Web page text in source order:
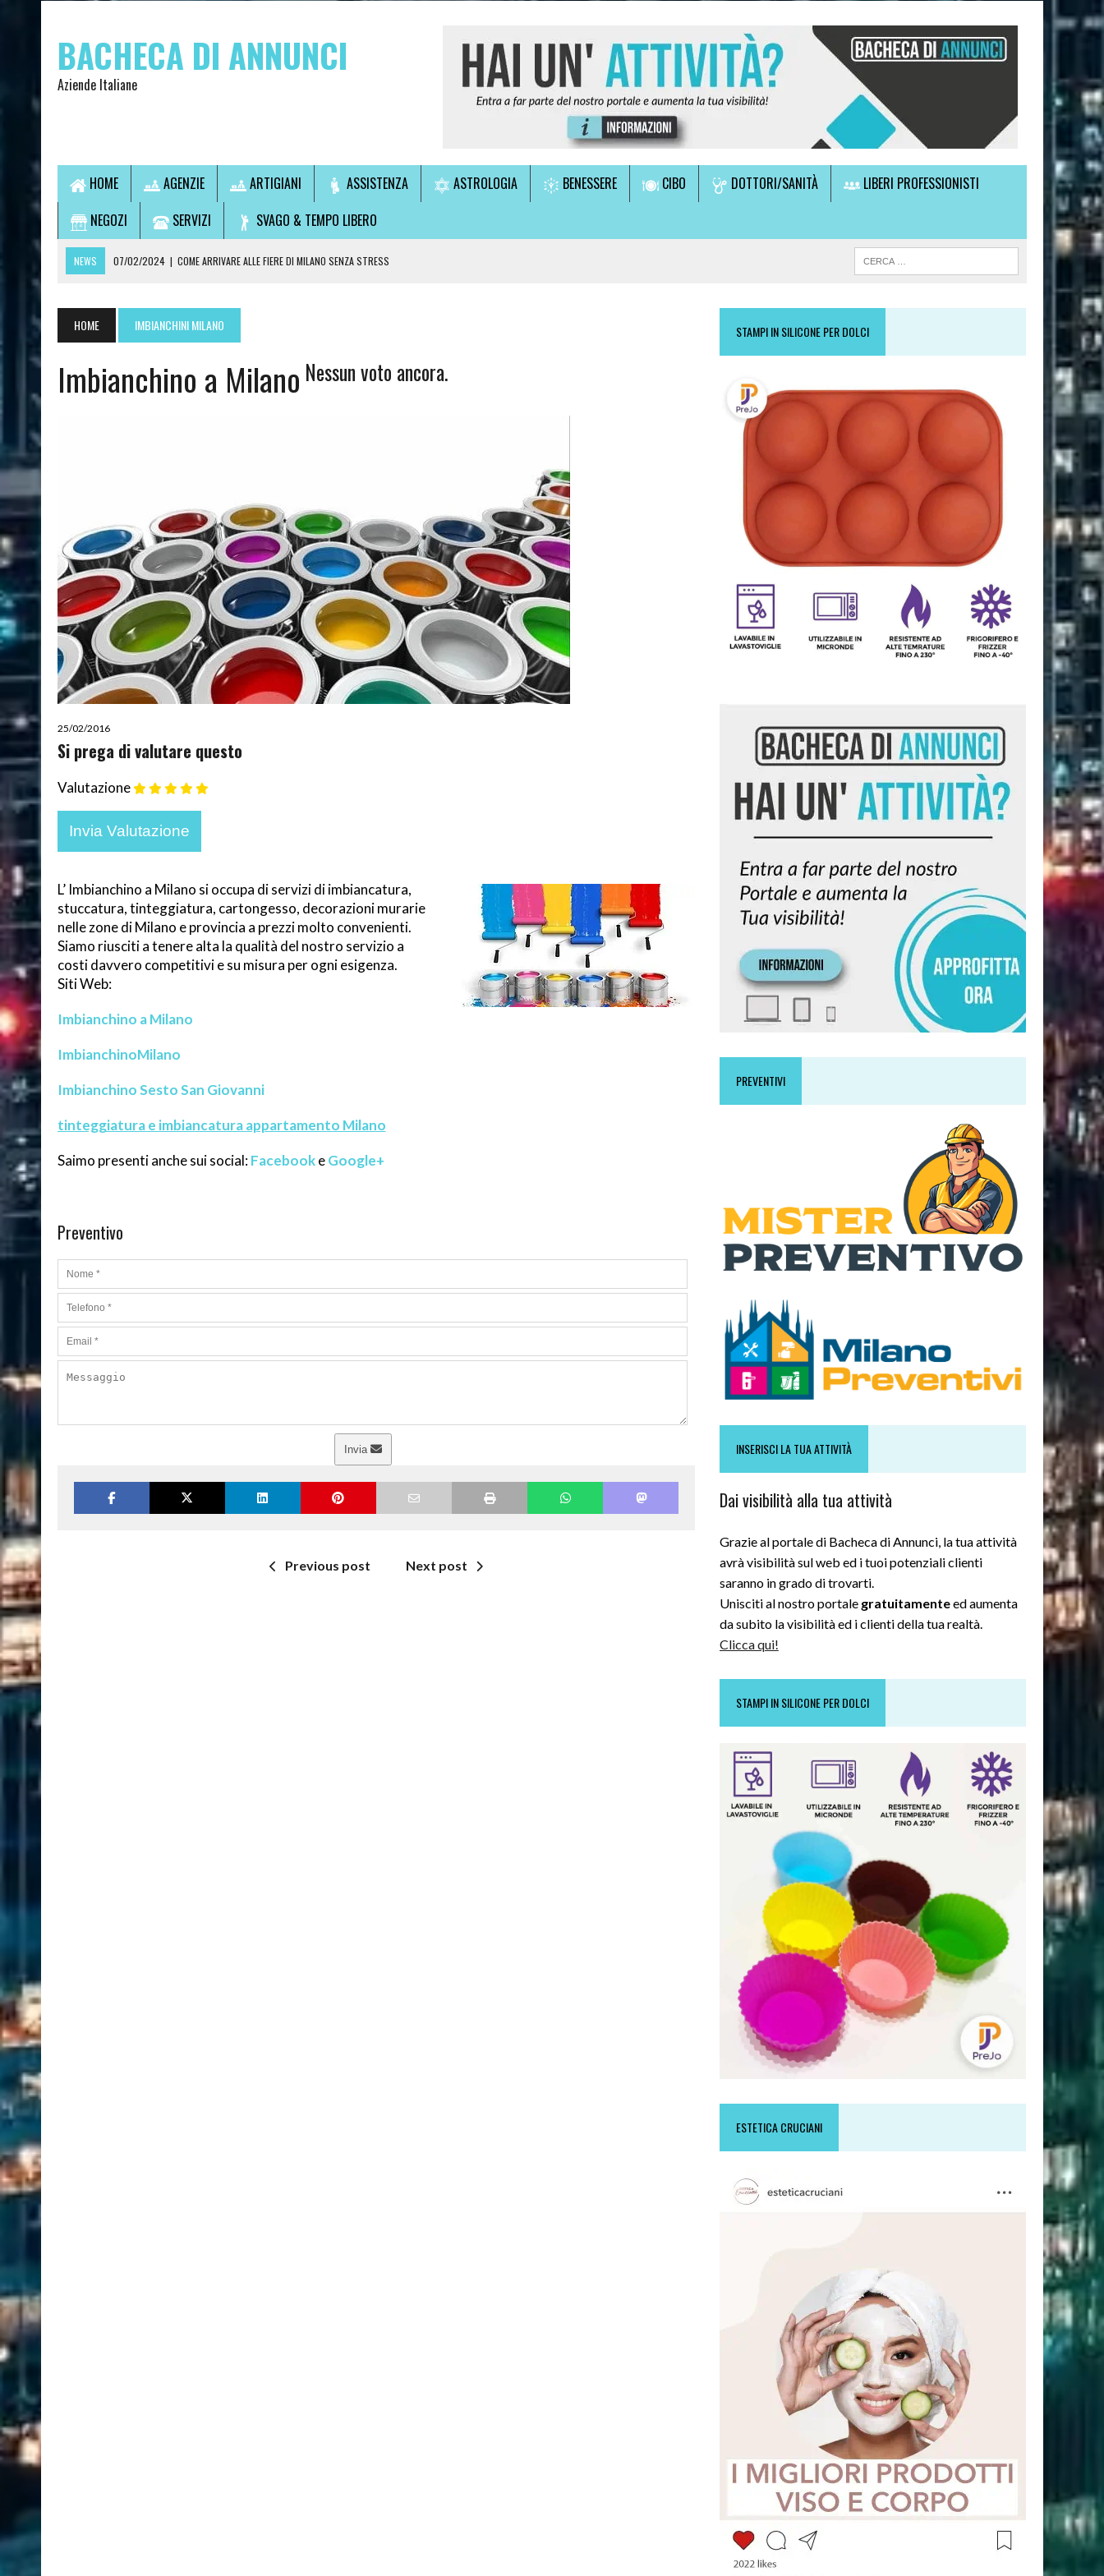
BACHECA DI ANNUNCI
Aziende Italiane
HOME AGENZIE ARTIGIANI ASSISTENZA ASTROLOGIA BENESSERE CIBO DOTTORI/SANITÀ
LIBERI PROFESSIONISTI
NEGOZI
SERVIZI SVAGO & TEMPO LIBERO
NEWS 07/02/2024 | COME ARRIVARE ALLE FIERE DI MILANO SENZA STRESS
28/07/2021 | CONSULTI DI CARTOMANZIA
08/03/2024
QUALI SONO LE MIGLIORI PIANTE DA APPARTAMENTO
HOME IMBIANCHINI MILANO
Imbianchino a Milano Nessun voto ancora.
25/02/2016
Si prega di valutare questo
Valutazione
L’ Imbianchino a Milano si occupa di servizi di imbiancatura,
stuccatura, tinteggiatura, cartongesso, decorazioni murarie
nelle zone di Milano e provincia a prezzi molto convenienti.
Siamo riusciti a tenere alta la qualità del nostro servizio a
costi davvero competitivi e su misura per ogni esigenza.
Siti Web:
Imbianchino a Milano
ImbianchinoMilano
Imbianchino Sesto San Giovanni
tinteggiatura e imbiancatura appartamento Milano
Saimo presenti anche sui social:FacebookeGoogle+
Preventivo
Invia
Previous post Next post
STAMPI IN SILICONE PER DOLCI
PREVENTIVI
INSERISCI LA TUA ATTIVITÀ
Dai visibilità alla tua attività
Grazie al portale di Bacheca di Annunci, la tua attività
avrà visibilità sul web ed i tuoi potenziali clienti
saranno in grado di trovarti.
Unisciti al nostro portale gratuitamenteed aumenta
da subito la visibilità ed i clienti della tua realtà.
Clicca qui!
STAMPI IN SILICONE PER DOLCI
ESTETICA CRUCIANI